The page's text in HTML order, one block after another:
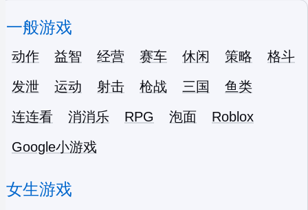
一般游戏
动作 益智 经营 赛车 休闲 策略
格斗
发泄
运动 射击 枪战 三国
鱼类
连连看
消消乐 RPG 泡面
Roblox
Google小游戏
女生游戏